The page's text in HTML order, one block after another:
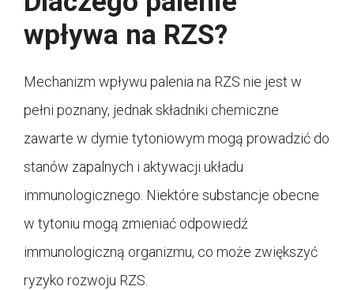
wpływa na RZS?
Mechanizm wpływu palenia na RZS nie jest w
pełni poznany, jednak składniki chemiczne
zawarte w dymie tytoniowym mogą prowadzić do
stanów zapalnych i aktywacji układu
immunologicznego. Niektóre substancje obecne
w tytoniu mogą zmieniać odpowiedź
immunologiczną organizmu, co może zwiększyć
ryzyko rozwoju RZS.